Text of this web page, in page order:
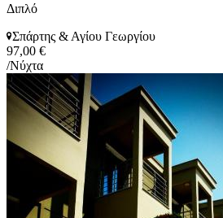
Διπλό
Σπάρτης & Αγίου Γεωργίου
97,00 €
/Νύχτα